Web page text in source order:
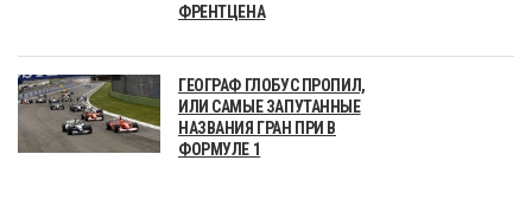
ФРЕНТЦЕНА
ГЕОГРАФ ГЛОБУС ПРОПИЛ,
ИЛИ САМЫЕ ЗАПУТАННЫЕ
НАЗВАНИЯ ГРАН ПРИ В
ФОРМУЛЕ 1